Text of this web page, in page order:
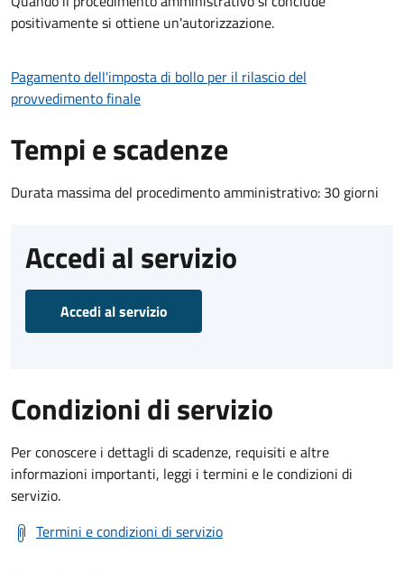
positivamente si ottiene un'autorizzazione.
Pagamento dell'imposta di bollo per il rilascio del
provvedimento finale
Tempi e scadenze
Durata massima del procedimento amministrativo: 30 giorni
Accedi al servizio
Accedi al servizio
Condizioni di servizio
Per conoscere i dettagli di scadenze, requisiti e altre
informazioni importanti, leggi i termini e le condizioni di
servizio.
Termini e condizioni di servizio